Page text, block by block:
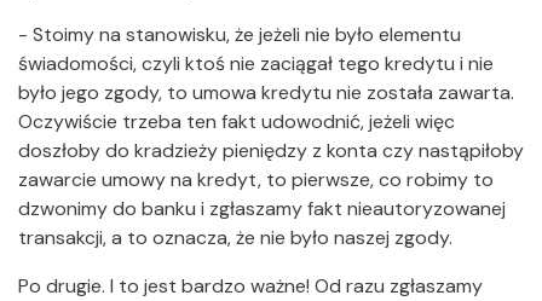
- Stoimy na stanowisku, że jeżeli nie było elementu
świadomości, czyli ktoś nie zaciągał tego kredytu i nie
było jego zgody, to umowa kredytu nie została zawarta.
Oczywiście trzeba ten fakt udowodnić, jeżeli więc
doszłoby do kradzieży pieniędzy z konta czy nastąpiłoby
zawarcie umowy na kredyt, to pierwsze, co robimy to
dzwonimy do banku i zgłaszamy fakt nieautoryzowanej
transakcji, a to oznacza, że nie było naszej zgody.
Po drugie. I to jest bardzo ważne! Od razu zgłaszamy